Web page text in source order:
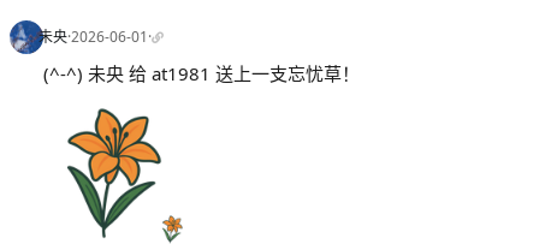
未央·2026-06-01·
(^-^) 未央 给 at1981 送上一支忘忧草！